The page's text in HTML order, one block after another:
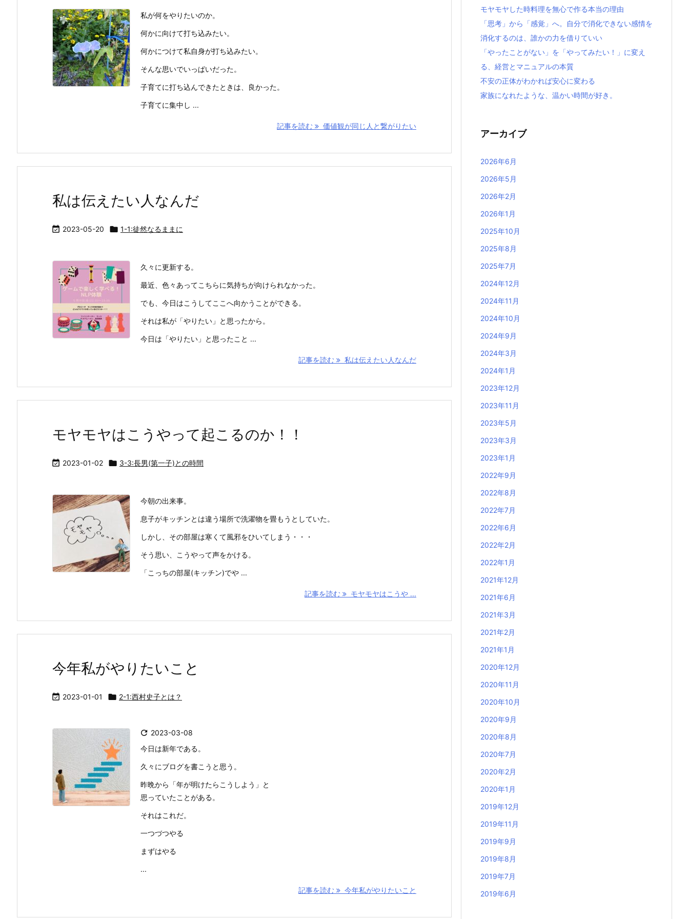
私が何をやりたいのか。
何かに向けて打ち込みたい。
何かにつけて私自身が打ち込みたい。
そんな思いでいっぱいだった。
子育てに打ち込んできたときは、良かった。
子育てに集中し ...
記事を読む 価値観が同じ人と繋がりたい
私は伝えたい人なんだ
 2023-05-20  1-1:徒然なるままに
久々に更新する。
最近、色々あってこちらに気持ちが向けられなかった。
でも、今日はこうしてここへ向かうことができる。
それは私が「やりたい」と思ったから。
今日は「やりたい」と思ったこと ...
記事を読む 私は伝えたい人なんだ
モヤモヤはこうやって起こるのか！！
 2023-01-02  3-3:長男(第一子)との時間
今朝の出来事。
息子がキッチンとは違う場所で洗濯物を畳もうとしていた。
しかし、その部屋は寒くて風邪をひいてしまう・・・
そう思い、こうやって声をかける。
「こっちの部屋(キッチン)でや ...
記事を読む モヤモヤはこうや ...
今年私がやりたいこと
 2023-01-01  2-1:西村史子とは？
 2023-03-08
今日は新年である。
久々にブログを書こうと思う。
昨晩から「年が明けたらこうしよう」と
思っていたことがある。
それはこれだ。
一つづつやる
まずはやる
...
記事を読む 今年私がやりたいこと
モヤモヤした時料理を無心で作る本当の理由
「思考」から「感覚」へ。自分で消化できない感情を
消化するのは、誰かの力を借りていい
「やったことがない」を「やってみたい！」に変え
る、経営とマニュアルの本質
不安の正体がわかれば安心に変わる
家族になれたような、温かい時間が好き。
アーカイブ
2026年6月
2026年5月
2026年2月
2026年1月
2025年10月
2025年8月
2025年7月
2024年12月
2024年11月
2024年10月
2024年9月
2024年3月
2024年1月
2023年12月
2023年11月
2023年5月
2023年3月
2023年1月
2022年9月
2022年8月
2022年7月
2022年6月
2022年2月
2022年1月
2021年12月
2021年6月
2021年3月
2021年2月
2021年1月
2020年12月
2020年11月
2020年10月
2020年9月
2020年8月
2020年7月
2020年2月
2020年1月
2019年12月
2019年11月
2019年9月
2019年8月
2019年7月
2019年6月